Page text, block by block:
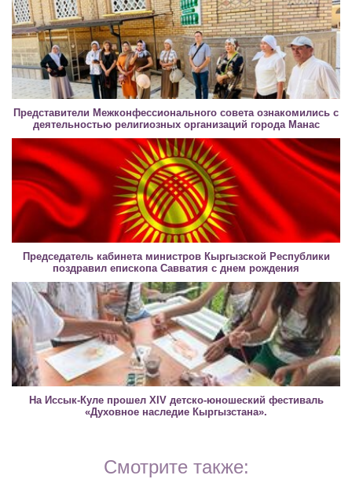
Представители Межконфессионального совета ознакомились с
деятельностью религиозных организаций города Манас
Председатель кабинета министров Кыргызской Республики
поздравил епископа Савватия с днем рождения
На Иссык-Куле прошел XIV детско-юношеский фестиваль
«Духовное наследие Кыргызстана».
Смотрите также: